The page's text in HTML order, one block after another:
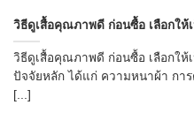
วิธีดูเสื้อคุณภาพดี ก่อนซื้อ เลือกใ
วิธีดูเสื้อคุณภาพดี ก่อนซื้อ เลือกให้
ปัจจัยหลัก ได้แก่ ความหนาผ้า กา
[...]